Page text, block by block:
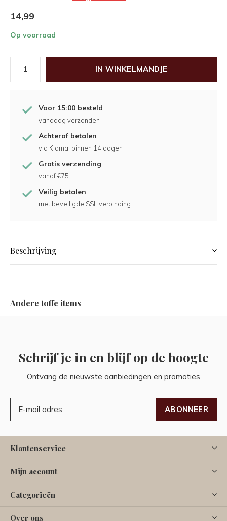
14,99
Op voorraad
IN WINKELMANDJE
Voor 15:00 besteld
vandaag verzonden
Achteraf betalen
via Klarna, binnen 14 dagen
Gratis verzending
vanaf €75
Veilig betalen
met beveiligde SSL verbinding
Beschrijving
Andere toffe items
Schrijf je in en blijf op de hoogte
Ontvang de nieuwste aanbiedingen en promoties
ABONNEER
Klantenservice
Mijn account
Categorieën
Over ons